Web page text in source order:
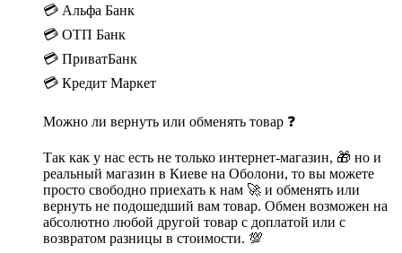
💳 Альфа Банк
💳 ОТП Банк
💳 ПриватБанк
💳 Кредит Маркет
Можно ли вернуть или обменять товар ❓
Так как у нас есть не только интернет-магазин, 🎁 но и
реальный магазин в Киеве на Оболони, то вы можете
просто свободно приехать к нам 🚀 и обменять или
вернуть не подошедший вам товар. Обмен возможен на
абсолютно любой другой товар с доплатой или с
возвратом разницы в стоимости. 💯